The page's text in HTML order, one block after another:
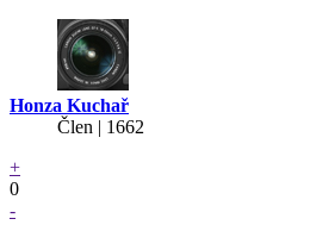
Honza Kuchař
Člen | 1662
+
0
-